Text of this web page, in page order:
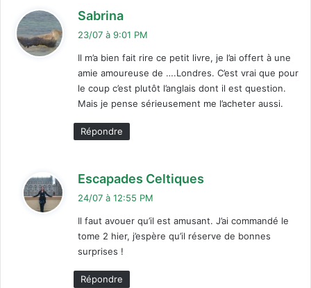
Sabrina
:
23/07 à 9:01 PM
Il m’a bien fait rire ce petit livre, je l’ai offert à une
amie amoureuse de ….Londres. C’est vrai que pour
le coup c’est plutôt l’anglais dont il est question.
Mais je pense sérieusement me l’acheter aussi.
Répondre
Escapades Celtiques
:
24/07 à 12:55 PM
Il faut avouer qu’il est amusant. J’ai commandé le
tome 2 hier, j’espère qu’il réserve de bonnes
surprises !
Répondre